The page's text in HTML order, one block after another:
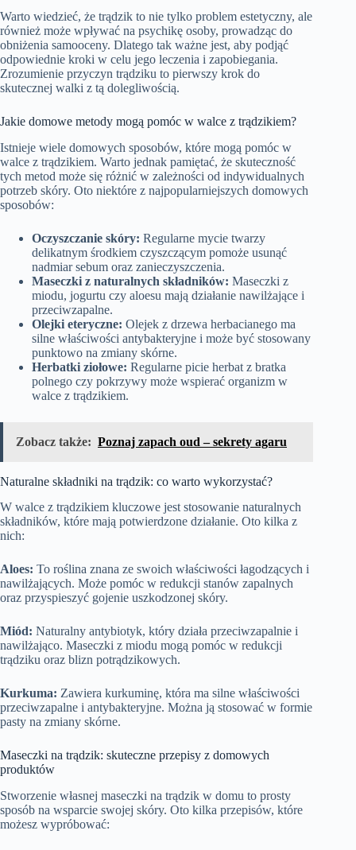
Warto wiedzieć, że trądzik to nie tylko problem estetyczny, ale
również może wpływać na psychikę osoby, prowadząc do
obniżenia samooceny. Dlatego tak ważne jest, aby podjąć
odpowiednie kroki w celu jego leczenia i zapobiegania.
Zrozumienie przyczyn trądziku to pierwszy krok do
skutecznej walki z tą dolegliwością.
Jakie domowe metody mogą pomóc w walce z trądzikiem?
Istnieje wiele domowych sposobów, które mogą pomóc w
walce z trądzikiem. Warto jednak pamiętać, że skuteczność
tych metod może się różnić w zależności od indywidualnych
potrzeb skóry. Oto niektóre z najpopularniejszych domowych
sposobów:
Oczyszczanie skóry: Regularne mycie twarzy
delikatnym środkiem czyszczącym pomoże usunąć
nadmiar sebum oraz zanieczyszczenia.
Maseczki z naturalnych składników: Maseczki z
miodu, jogurtu czy aloesu mają działanie nawilżające i
przeciwzapalne.
Olejki eteryczne: Olejek z drzewa herbacianego ma
silne właściwości antybakteryjne i może być stosowany
punktowo na zmiany skórne.
Herbatki ziołowe: Regularne picie herbat z bratka
polnego czy pokrzywy może wspierać organizm w
walce z trądzikiem.
Zobacz także: Poznaj zapach oud – sekrety agaru
Naturalne składniki na trądzik: co warto wykorzystać?
W walce z trądzikiem kluczowe jest stosowanie naturalnych
składników, które mają potwierdzone działanie. Oto kilka z
nich:
Aloes: To roślina znana ze swoich właściwości łagodzących i
nawilżających. Może pomóc w redukcji stanów zapalnych
oraz przyspieszyć gojenie uszkodzonej skóry.
Miód: Naturalny antybiotyk, który działa przeciwzapalnie i
nawilżająco. Maseczki z miodu mogą pomóc w redukcji
trądziku oraz blizn potrądzikowych.
Kurkuma: Zawiera kurkuminę, która ma silne właściwości
przeciwzapalne i antybakteryjne. Można ją stosować w formie
pasty na zmiany skórne.
Maseczki na trądzik: skuteczne przepisy z domowych
produktów
Stworzenie własnej maseczki na trądzik w domu to prosty
sposób na wsparcie swojej skóry. Oto kilka przepisów, które
możesz wypróbować: